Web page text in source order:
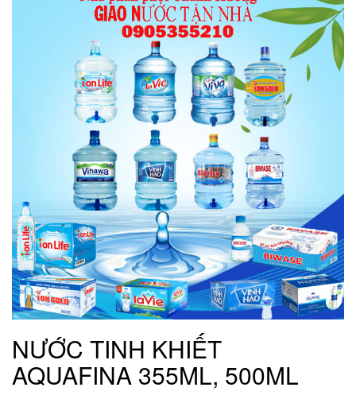
NƯỚC TINH KHIẾT
AQUAFINA 355ML, 500ML